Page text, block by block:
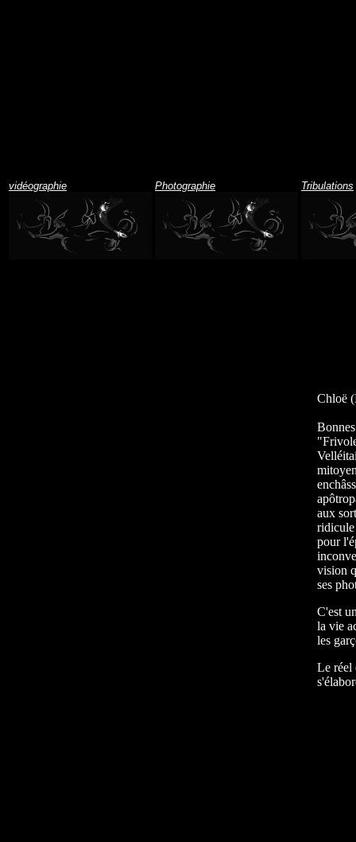
vidéographie Photographie Tribulations
Chloë
aux
ridicule
pour
vision
ses
C'est
la vie
les
Le réel